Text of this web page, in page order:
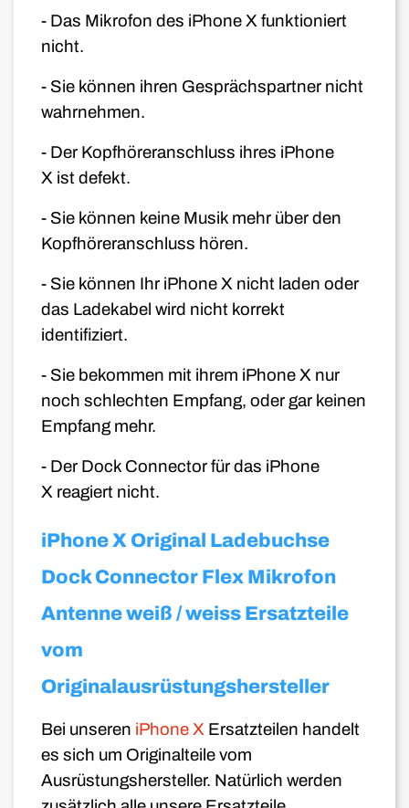
- Das Mikrofon des iPhone X funktioniert
nicht.
- Sie können ihren Gesprächspartner nicht
wahrnehmen.
- Der Kopfhöreranschluss ihres iPhone
X ist defekt.
- Sie können keine Musik mehr über den
Kopfhöreranschluss hören.
- Sie können Ihr iPhone X nicht laden oder
das Ladekabel wird nicht korrekt
identifiziert.
- Sie bekommen mit ihrem iPhone X nur
noch schlechten Empfang, oder gar keinen
Empfang mehr.
- Der Dock Connector für das iPhone
X reagiert nicht.
iPhone X Original Ladebuchse
Dock Connector Flex Mikrofon
Antenne weiß / weiss Ersatzteile
vom
Originalausrüstungshersteller
Bei unseren iPhone X Ersatzteilen handelt
es sich um Originalteile vom
Ausrüstungshersteller. Natürlich werden